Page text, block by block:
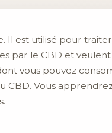
Il est utilisé pour
par le CBD et
vous pouvez
CBD. Vous